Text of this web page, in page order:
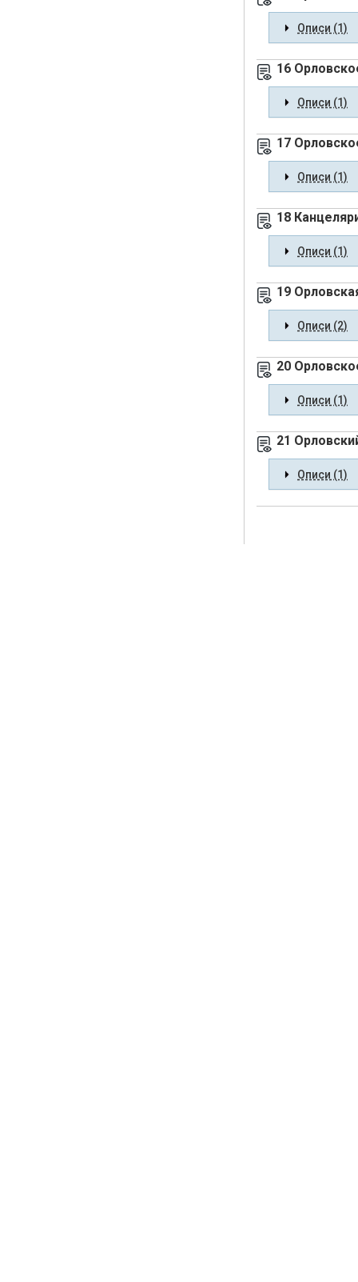
Описи (1)
16
Описи (1)
17
Описи (1)
18
Описи (1)
19
Описи (2)
20
Описи (1)
21
Описи (1)